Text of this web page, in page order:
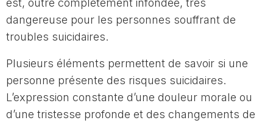
est, outre complètement infondée, très
dangereuse pour les personnes souffrant de
troubles suicidaires.
Plusieurs éléments permettent de savoir si une
personne présente des risques suicidaires.
L’expression constante d’une douleur morale ou
d’une tristesse profonde et des changements de